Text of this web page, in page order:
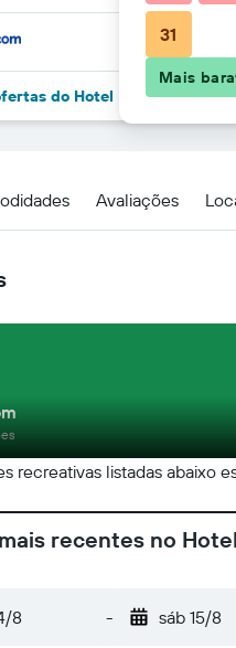
do Hotel Houston
Avaliações
recreativas listadas abaixo
recentes no
8 - sáb 15/8
31
Mais